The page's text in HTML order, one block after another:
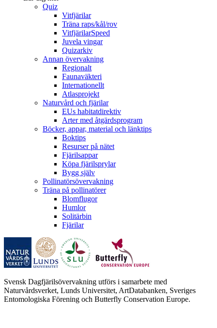
Quiz
Vitfjärilar
Träna raps/kål/rov
VitfjärilarSpeed
Juvela vingar
Quizarkiv
Annan övervakning
Regionalt
Faunaväkteri
Internationellt
Atlasprojekt
Naturvård och fjärilar
EUs habitatdirektiv
Arter med åtgärdsprogram
Böcker, appar, material och länktips
Boktips
Resurser på nätet
Fjärilsappar
Köpa fjärilsprylar
Bygg själv
Pollinatörsövervakning
Träna på pollinatörer
Blomflugor
Humlor
Solitärbin
Fjärilar
Svensk Dagfjärilsövervakning utförs i samarbete med
Naturvårdsverket, Lunds Universitet, ArtDatabanken, Sveriges
Entomologiska Förening och Butterfly Conservation Europe.